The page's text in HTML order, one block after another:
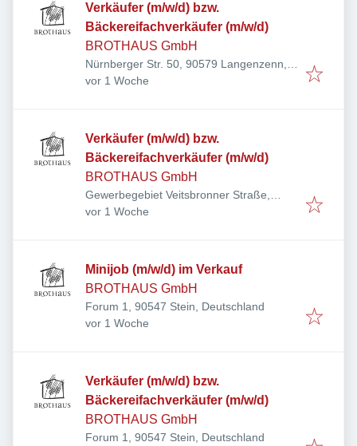
Verkäufer (m/w/d) bzw.
Bäckereifachverkäufer (m/w/d)
BROTHAUS GmbH
Nürnberger Str. 50, 90579 Langenzenn,
Deutschland
Veröffentlicht
vor 1 Woche
Verkäufer (m/w/d) bzw.
Bäckereifachverkäufer (m/w/d)
BROTHAUS GmbH
Gewerbegebiet Veitsbronner Straße,
Veitsbronner Str. 21, 90587
Veröffentlicht
vor 1 Woche
Minijob (m/w/d) im Verkauf
BROTHAUS GmbH
Forum 1, 90547 Stein, Deutschland
Veröffentlicht
vor 1 Woche
Verkäufer (m/w/d) bzw.
Bäckereifachverkäufer (m/w/d)
BROTHAUS GmbH
Forum 1, 90547 Stein, Deutschland